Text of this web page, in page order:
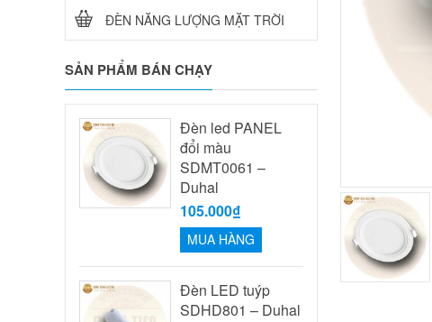
ĐÈN NĂNG LƯỢNG MẶT TRỜI
SẢN PHẨM BÁN CHẠY
Đèn led PANEL
đổi màu
SDMT0061 –
Duhal
105.000₫
MUA HÀNG
Đèn LED tuýp
SDHD801 – Duhal